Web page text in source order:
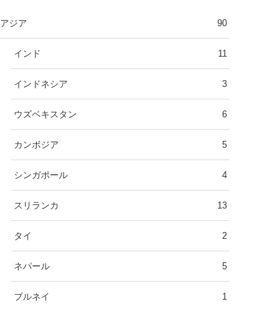
アジア 90
インド 11
インドネシア 3
ウズベキスタン 6
カンボジア 5
シンガポール 4
スリランカ 13
タイ 2
ネパール 5
ブルネイ 1